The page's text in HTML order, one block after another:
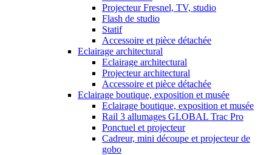
Projecteur Fresnel, TV, studio
Flash de studio
Statif
Accessoire et pièce détachée
Eclairage architectural
Eclairage architectural
Projecteur architectural
Accessoire et pièce détachée
Eclairage boutique, exposition et musée
Eclairage boutique, exposition et musée
Rail 3 allumages GLOBAL Trac Pro
Ponctuel et projecteur
Cadreur, mini découpe et projecteur de
gobo